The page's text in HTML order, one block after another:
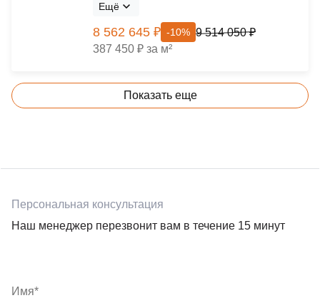
Ещё
8 562 645 ₽ -10% 9 514 050 ₽
387 450 ₽ за м²
Показать еще
Персональная консультация
Наш менеджер перезвонит вам в течение 15 минут